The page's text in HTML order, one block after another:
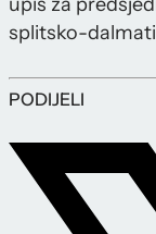
splitsko-
PODIJELI